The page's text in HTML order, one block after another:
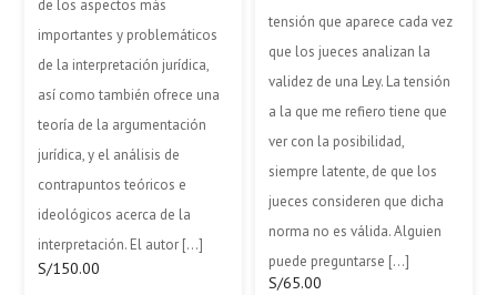
S/150.00
de los aspectos más
importantes y problemáticos
de la interpretación jurídica,
así como también ofrece una
teoría de la argumentación
jurídica, y el análisis de
contrapuntos teóricos e
ideológicos acerca de la
interpretación. El autor […]
S/65.00
tensión que aparece cada vez
que los jueces analizan la
validez de una Ley. La tensión
a la que me refiero tiene que
ver con la posibilidad,
siempre latente, de que los
jueces consideren que dicha
norma no es válida. Alguien
puede preguntarse […]